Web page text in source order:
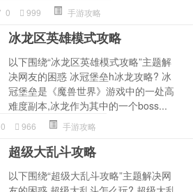
0 999 手游攻略
冰龙区英雄模式攻略
以下围绕“冰龙区英雄模式攻略”主题解
决网友的困惑 冰冠堡垒h冰龙攻略? 冰
冠堡垒是《魔兽世界》游戏中的一处高
难度副本,冰龙作为其中的一个boss...
0 966 手游攻略
超级大乱斗攻略
以下围绕“超级大乱斗攻略”主题解决网